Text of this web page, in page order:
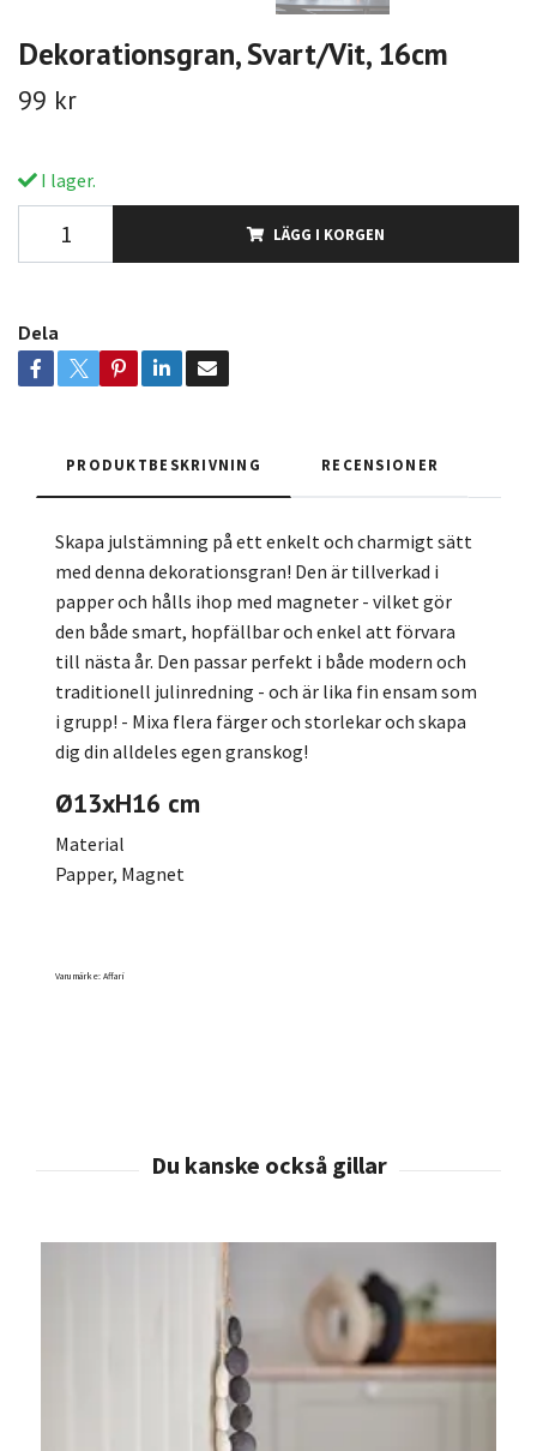
Dekorationsgran, Svart/Vit, 16cm
99 kr
I lager.
LÄGG I KORGEN
Dela
PRODUKTBESKRIVNING RECENSIONER
Skapa julstämning på ett enkelt och charmigt sätt
med denna dekorationsgran! Den är tillverkad i
papper och hålls ihop med magneter - vilket gör
den både smart, hopfällbar och enkel att förvara
till nästa år. Den passar perfekt i både modern och
traditionell julinredning - och är lika fin ensam som
i grupp! - Mixa flera färger och storlekar och skapa
dig din alldeles egen granskog!
Ø13xH16 cm
Material
Papper, Magnet
Varumärke: Affari